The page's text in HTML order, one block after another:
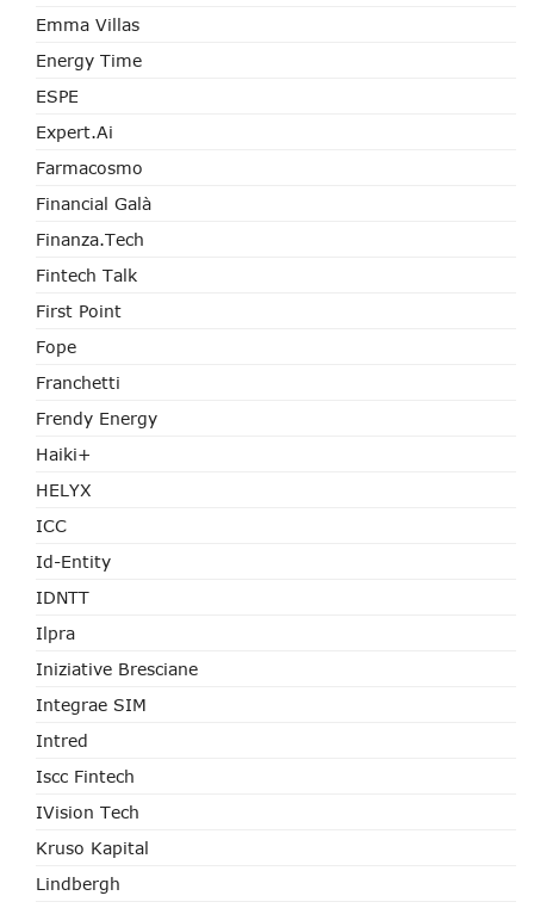
Emma Villas
Energy Time
ESPE
Expert.ai
Farmacosmo
Financial Galà
Finanza.tech
Fintech Talk
First Point
Fope
Franchetti
Frendy Energy
Haiki+
HELYX
ICC
Id-Entity
IDNTT
Ilpra
Iniziative Bresciane
Integrae SIM
Intred
Iscc Fintech
IVision Tech
Kruso Kapital
Lindbergh